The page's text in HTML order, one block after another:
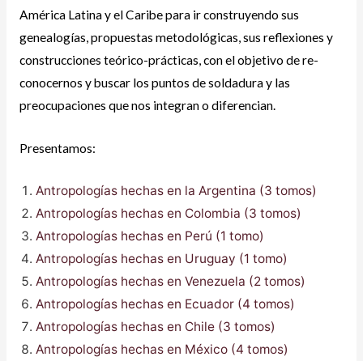
América Latina y el Caribe para ir construyendo sus
genealogías, propuestas metodológicas, sus reflexiones y
construcciones teórico-prácticas, con el objetivo de re-
conocernos y buscar los puntos de soldadura y las
preocupaciones que nos integran o diferencian.
Presentamos:
Antropologías hechas en la Argentina (3 tomos)
Antropologías hechas en Colombia (3 tomos)
Antropologías hechas en Perú (1 tomo)
Antropologías hechas en Uruguay (1 tomo)
Antropologías hechas en Venezuela (2 tomos)
Antropologías hechas en Ecuador (4 tomos)
Antropologías hechas en Chile (3 tomos)
Antropologías hechas en México (4 tomos)